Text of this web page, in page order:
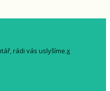
rádi vás uslyšíme.x